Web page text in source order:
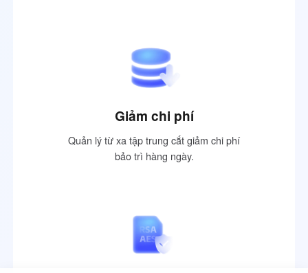
Giảm chi phí
Quản lý từ xa tập trung cắt giảm chi phí
bảo trì hàng ngày.